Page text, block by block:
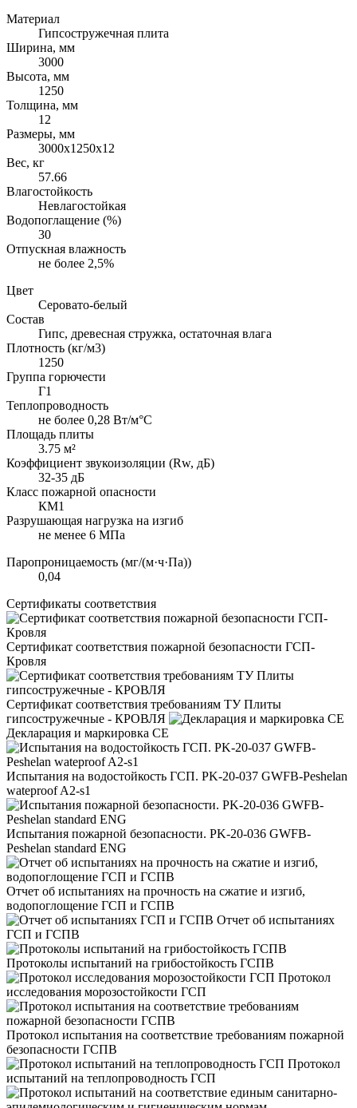
Материал
Гипсостружечная плита
Ширина, мм
3000
Высота, мм
1250
Толщина, мм
12
Размеры, мм
3000х1250х12
Вес, кг
57.66
Влагостойкость
Невлагостойкая
Водопоглащение (%)
30
Отпускная влажность
не более 2,5%
Цвет
Серовато-белый
Состав
Гипс, древесная стружка, остаточная влага
Плотность (кг/м3)
1250
Группа горючести
Г1
Теплопроводность
не более 0,28 Вт/м°С
Площадь плиты
3.75 м²
Коэффициент звукоизоляции (Rw, дБ)
32-35 дБ
Класс пожарной опасности
КМ1
Разрушающая нагрузка на изгиб
не менее 6 МПа
Паропроницаемость (мг/(м·ч·Па))
0,04
Сертификаты соответствия
Сертификат соответствия пожарной безопасности ГСП-
Кровля
Сертификат соответствия требованиям ТУ Плиты
гипсостружечные - КРОВЛЯ
Декларация и маркировка CE
Испытания на водостойкость ГСП. PK-20-037 GWFB-Peshelan
wateproof A2-s1
Испытания пожарной безопасности. PK-20-036 GWFB-
Peshelan standard ENG
Отчет об испытаниях на прочность на сжатие и изгиб,
водопоглощение ГСП и ГСПВ
Отчет об испытаниях
ГСП и ГСПВ
Протоколы испытаний на грибостойкость ГСПВ
Протокол
исследования морозостойкости ГСП
Протокол испытания на соответствие требованиям пожарной
безопасности ГСПВ
Протокол
испытаний на теплопроводность ГСП